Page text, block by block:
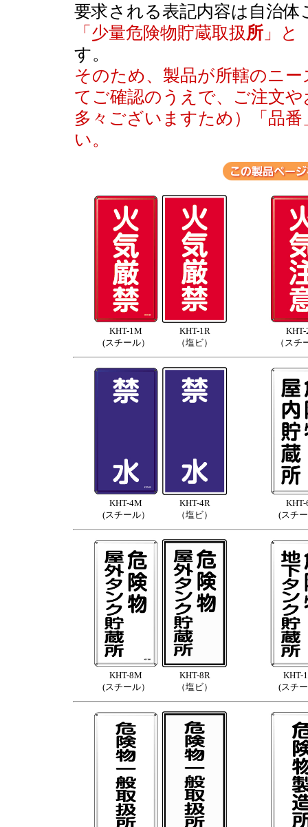
要求される表記内容は自治
「少量危険物貯蔵取扱所 」と
す。
そのため、製品が所轄のニ
てご確認のうえで、ご注文
多々ございますため）「品
い。
KHT-1M
(スチール）
KHT-1R
（塩ビ）
（スチ
KHT-4M
(スチール）
KHT-4R
（塩ビ）
(スチ
KHT-8M
(スチール）
KHT-8R
（塩ビ）
KHT-
(スチ